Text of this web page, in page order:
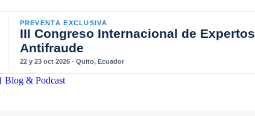
PREVENTA EXCLUSIVA
III Congreso Internacional de Expertos
Antifraude
22 y 23 oct 2026 · Quito, Ecuador
Blog & Podcast